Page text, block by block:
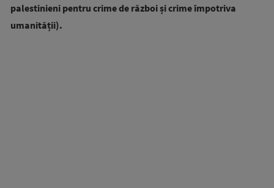
palestinieni pentru crime de război și crime împotriva
umanității).